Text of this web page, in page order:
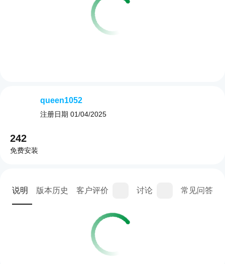
说明 版本历史 客户评价 讨论 常见问答
queen1052
注册日期 01/04/2025
242
免费安装